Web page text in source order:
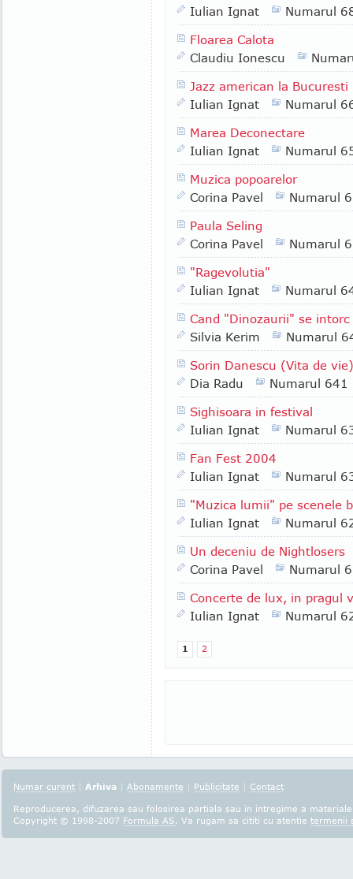
Iulian Ignat
Numarul
Floarea Calota
Claudiu Ionescu
Jazz american la Bucuresti
Iulian Ignat
Numarul
Marea Deconectare
Iulian Ignat
Numarul
Muzica popoarelor
Corina Pavel
Numarul
Paula Seling
Corina Pavel
Numarul
"Ragevolutia"
Iulian Ignat
Numarul
Cand "Dinozaurii" se
Silvia Kerim
Numarul
Sorin Danescu (Vita de vie)
Dia Radu
Numarul 641
Sighisoara in festival
Iulian Ignat
Numarul
Fan Fest 2004
Iulian Ignat
Numarul
"Muzica lumii" pe scenele
Iulian Ignat
Numarul
Un deceniu de Nightlosers
Corina Pavel
Numarul
Concerte de lux, in pragul
Iulian Ignat
Numarul
1 2
Numar curent | Arhiva | Abonamente | Publicitate | Contact
Reproducerea, difuzarea sau folosirea partiala sau in intregime a
Copyright © 1998-2007 Formula AS. Va rugam sa cititi cu atentie termenii